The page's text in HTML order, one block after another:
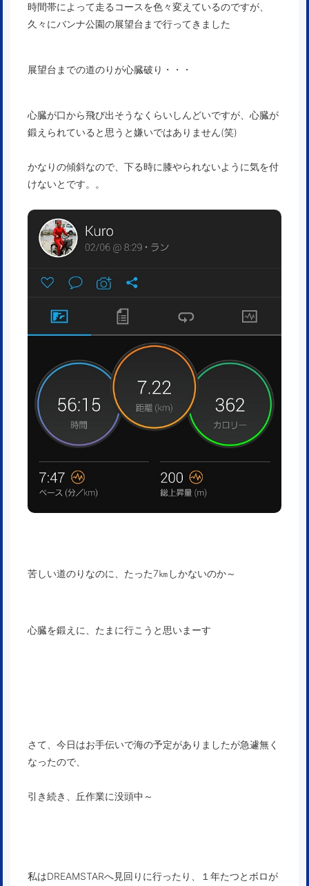
時間帯によって走るコースを色々変えているのですが、
久々にバンナ公園の展望台まで行ってきました
展望台までの道のりが心臓破り・・・
心臓が口から飛び出そうなくらいしんどいですが、心臓が
鍛えられていると思うと嫌いではありません(笑)
かなりの傾斜なので、下る時に膝やられないように気を付
けないとです。。
苦しい道のりなのに、たった7㎞しかないのか～
心臓を鍛えに、たまに行こうと思いまーす
さて、今日はお手伝いで海の予定がありましたが急遽無く
なったので、
引き続き、丘作業に没頭中～
私はDREAMSTARへ見回りに行ったり、１年たつとボロが